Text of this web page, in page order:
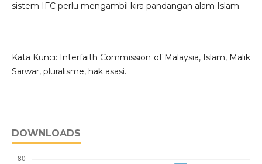
sistem IFC perlu mengambil kira pandangan alam Islam.
Kata Kunci: Interfaith Commission of Malaysia, Islam, Malik
Sarwar, pluralisme, hak asasi.
DOWNLOADS